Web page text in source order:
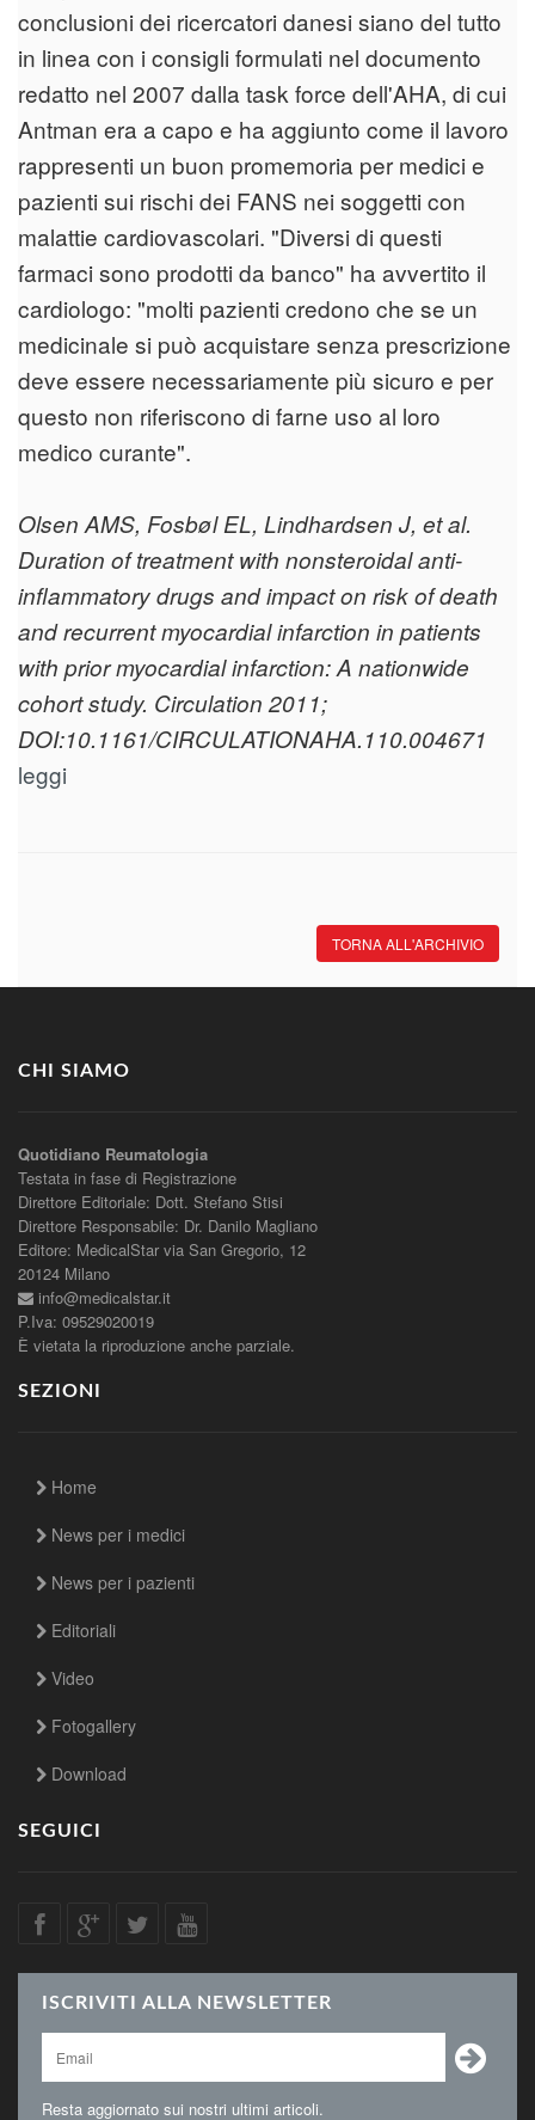
conclusioni dei ricercatori danesi siano del tutto
in linea con i consigli formulati nel documento
redatto nel 2007 dalla task force dell'AHA, di cui
Antman era a capo e ha aggiunto come il lavoro
rappresenti un buon promemoria per medici e
pazienti sui rischi dei FANS nei soggetti con
malattie cardiovascolari. "Diversi di questi
farmaci sono prodotti da banco" ha avvertito il
cardiologo: "molti pazienti credono che se un
medicinale si può acquistare senza prescrizione
deve essere necessariamente più sicuro e per
questo non riferiscono di farne uso al loro
medico curante".
Olsen AMS, Fosbøl EL, Lindhardsen J, et al.
Duration of treatment with nonsteroidal anti-
inflammatory drugs and impact on risk of death
and recurrent myocardial infarction in patients
with prior myocardial infarction: A nationwide
cohort study. Circulation 2011;
DOI:10.1161/CIRCULATIONAHA.110.004671
leggi
TORNA ALL'ARCHIVIO
CHI SIAMO
Quotidiano Reumatologia
Testata in fase di Registrazione
Direttore Editoriale: Dott. Stefano Stisi
Direttore Responsabile: Dr. Danilo Magliano
Editore: MedicalStar via San Gregorio, 12
20124 Milano
info@medicalstar.it
P.Iva: 09529020019
È vietata la riproduzione anche parziale.
SEZIONI
Home
News per i medici
News per i pazienti
Editoriali
Video
Fotogallery
Download
SEGUICI
ISCRIVITI ALLA NEWSLETTER
Resta aggiornato sui nostri ultimi articoli.